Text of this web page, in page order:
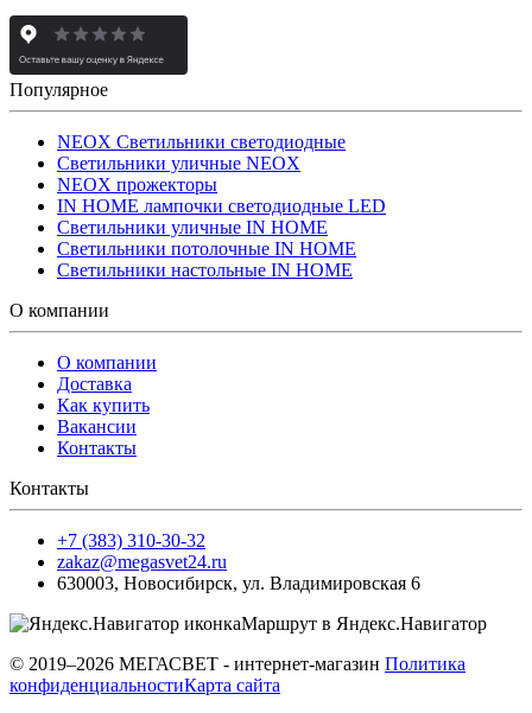
Популярное
NEOX Светильники светодиодные
Светильники уличные NEOX
NEOX прожекторы
IN HOME лампочки светодиодные LED
Светильники уличные IN HOME
Светильники потолочные IN HOME
Светильники настольные IN HOME
О компании
О компании
Доставка
Как купить
Вакансии
Контакты
Контакты
+7 (383) 310-30-32
zakaz@megasvet24.ru
630003, Новосибирск, ул. Владимировская 6
Маршрут в Яндекс.Навигатор
© 2019–2026 МЕГАСВЕТ - интернет-магазин Политика
конфиденциальностиКарта сайта